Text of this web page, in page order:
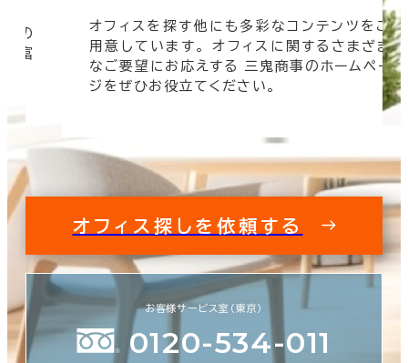
の
豊富
オフィスを探す他にも多彩なコンテンツをご
用意しています。 オフィスに関するさまざま
なご要望にお応えする 三鬼商事のホームペー
ジをぜひお役立てください。
オフィス探しを依頼する
お客様サービス室（東京）
0120-534-011